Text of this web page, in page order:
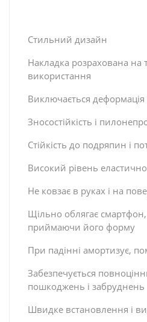
Стильний дизайн
Накладка розрахована на
використання
Виключається деформацiя
Зносостійкість і
Стійкість до подряпин і
Високий рівень
Не ковзає в руках і на
Щільно облягає смартфон,
приймаючи його форму
При падінні амортизує,
Забезпечується
пошкоджень і забруднень
Швидке встановлення і